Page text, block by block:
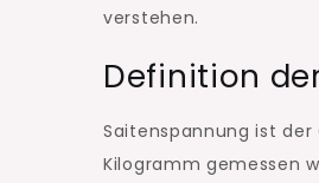
verstehen.
Definition
Saitenspannung ist
Kilogramm gemessen